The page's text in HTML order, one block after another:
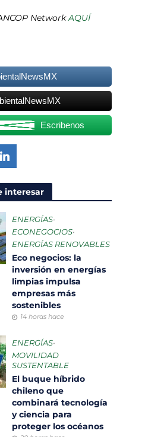
NetworkAQUÍ
Escribenos
interesar
ENERGÍAS•
ECONEGOCIOS•
ENERGÍAS RENOVABLES
Eco negocios: la
inversión en energías
limpias impulsa
empresas más
sostenibles
14 horas hace
ENERGÍAS•
MOVILIDAD
SUSTENTABLE
El buque híbrido
chileno que
combinará tecnología
y ciencia para
proteger los océanos